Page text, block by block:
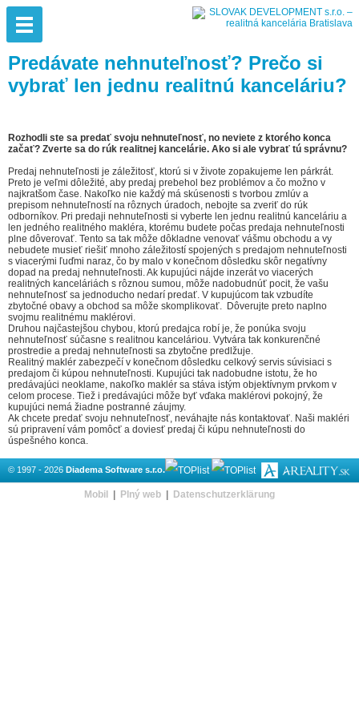
Predávate nehnuteľnosť? Prečo si
vybrať len jednu realitnú kanceláriu?
Rozhodli ste sa predať svoju nehnuteľnosť, no neviete z ktorého konca
začať? Zverte sa do rúk realitnej kancelárie. Ako si ale vybrať tú správnu?
Predaj nehnuteľnosti je záležitosť, ktorú si v živote zopakujeme len párkrát.
Preto je veľmi dôležité, aby predaj prebehol bez problémov a čo možno v
najkratšom čase. Nakoľko nie každý má skúsenosti s tvorbou zmlúv a
prepisom nehnuteľností na rôznych úradoch, nebojte sa zveriť do rúk
odborníkov. Pri predaji nehnuteľnosti si vyberte len jednu realitnú kanceláriu a
len jedného realitného makléra, ktorému budete počas predaja nehnuteľnosti
plne dôverovať. Tento sa tak môže dôkladne venovať vášmu obchodu a vy
nebudete musieť riešiť mnoho záležitostí spojených s predajom nehnuteľnosti
s viacerými ľuďmi naraz, čo by malo v konečnom dôsledku skôr negatívny
dopad na predaj nehnuteľnosti. Ak kupujúci nájde inzerát vo viacerých
realitných kanceláriách s rôznou sumou, môže nadobudnúť pocit, že vašu
nehnuteľnosť sa jednoducho nedarí predať. V kupujúcom tak vzbudíte
zbytočné obavy a obchod sa môže skomplikovať. Dôverujte preto naplno
svojmu realitnému maklérovi.
Druhou najčastejšou chybou, ktorú predajca robí je, že ponúka svoju
nehnuteľnosť súčasne s realitnou kanceláriou. Vytvára tak konkurenčné
prostredie a predaj nehnuteľnosti sa zbytočne predlžuje.
Realitný maklér zabezpečí v konečnom dôsledku celkový servis súvisiaci s
predajom či kúpou nehnuteľnosti. Kupujúci tak nadobudne istotu, že ho
predávajúci neoklame, nakoľko maklér sa stáva istým objektívnym prvkom v
celom procese. Tiež i predávajúci môže byť vďaka maklérovi pokojný, že
kupujúci nemá žiadne postranné záujmy.
Ak chcete predať svoju nehnuteľnosť, neváhajte nás kontaktovať. Naši makléri
sú pripravení vám pomôcť a doviesť predaj či kúpu nehnuteľnosti do
úspešného konca.
© 1997 - 2026 Diadema Software s.r.o.
Mobil Plný web Datenschutzerklärung